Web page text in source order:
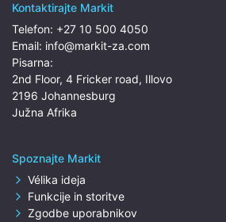
Kontaktirajte Markit
Telefon: +27 10 500 4050
Email: info@markit-za.com
Pisarna:
2nd Floor, 4 Fricker road, Illovo
2196 Johannesburg
Južna Afrika
Spoznajte Markit
Vélika ideja
Funkcije in storitve
Zgodbe uporabnikov